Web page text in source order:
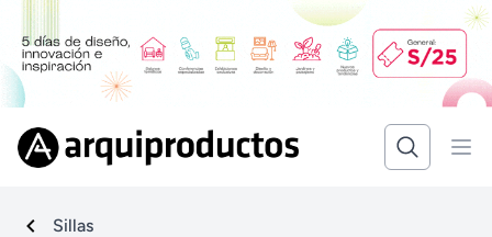
Sillas